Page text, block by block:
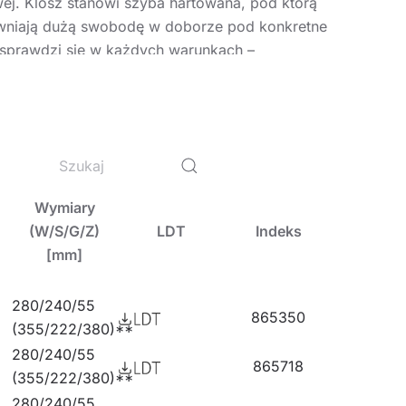
dużą swobodę w doborze pod konkretne
się w każdych warunkach –
systemowi kolorowych zapadek montaż
podstawowa); siatki ochronne w dwóch
zmienia standardy. Kliknij i
Wymiary
(W/S/G/Z)
[mm]
LDT Indeks
280/240/55
(355/222/380)**
865350
280/240/55
(355/222/380)**
865718